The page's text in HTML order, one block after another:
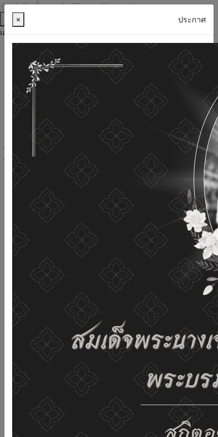
ข้ามไปยังเนื้อหาหลัก (Skip to Content)
ช่วยเหลือ
เครื่องมือการเข้าถึง
ภาษาไทย
ภาษาอังกฤษ
เพิ่มขนาดตัวอักษร
ลดขนาดตัวอักษร
ขนาดตัวอักษรปกติ
ความคมชัดสูง
ความคมชัดเชิงลบ
ความคมชัดปกติ
เปิดอ่านด้วยเสียง
ปิดอ่านด้วยเสียง
ผังเว็บไซต์
เว็บไซต์นี้ใช้คุกกี้ (Cookies)
กรมกิจการผู้สูงอายุ
ให้ความสำคัญต่อข้อมูลส่วนบุคคลของ
ท่าน เพื่อการพัฒนาและปรับปรุงเว็บไซต์ หากท่านใช้บริการ
เว็บไซต์นี้โดยไม่มีการปรับตั้งค่าใดๆ แสดงว่าท่านยินยอมที่จะ
รับคุกกี้บนเว็บไซต์ และนโยบายสิทธิส่วนบุคคลของเรา
ดูรายละเอียด ยอมรับทั้งหมด
02-659-6811 saraban@dop.mail.go.th
เปลี่ยนการแสดงผล
ก-ก
× ประกาศ